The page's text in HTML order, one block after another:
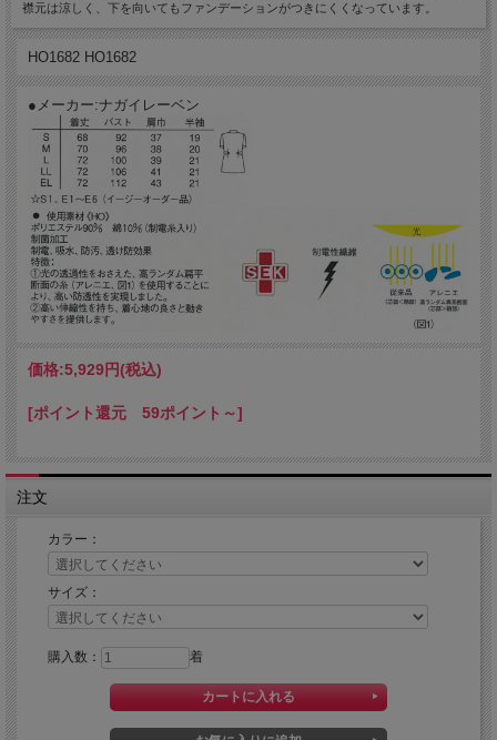
襟元は涼しく、下を向いてもファンデーションがつきにくくなっています。
HO1682 HO1682
●メーカー:ナガイレーベン
価格:5,929円(税込)
[ポイント還元 59ポイント～]
注文
カラー：
サイズ：
購入数： 着